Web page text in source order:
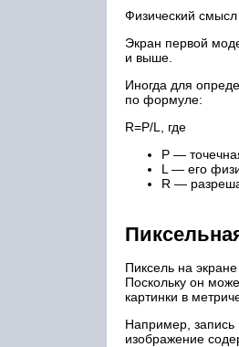
Физический
Экран первой
и выше.
Иногда для
по формуле:
R=P/L, где
P —
L — его
R —
Пиксель на
Поскольку он
картинки в
Например, запись
изображение